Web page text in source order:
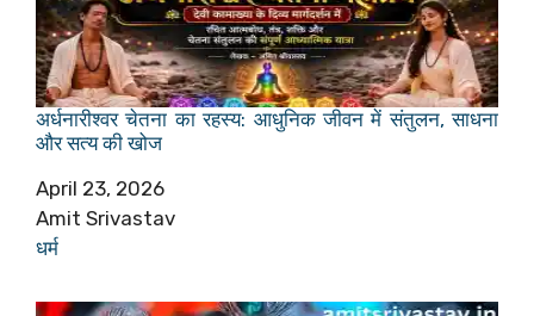
अर्धनारीश्वर चेतना का रहस्य: आधुनिक जीवन में संतुलन, साधना
और सत्य की खोज
Date
April 23, 2026
Author
Amit Srivastav
In relation to
धर्म